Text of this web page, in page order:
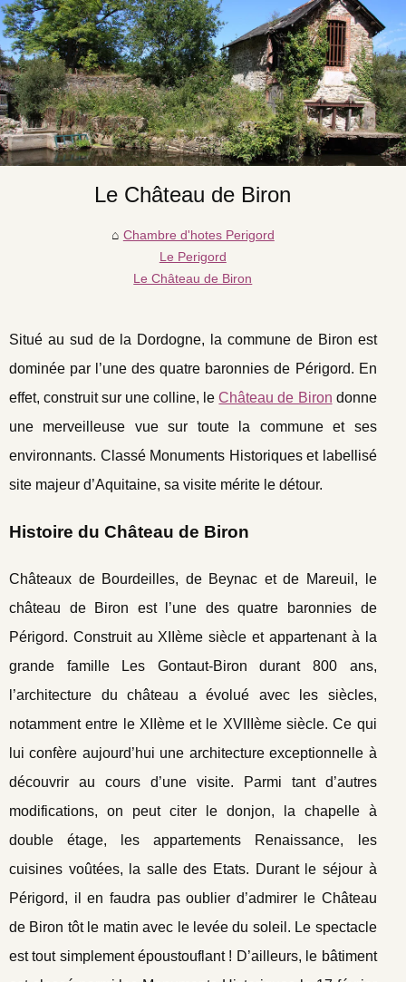
Le Château de Biron
Chambre d'hotes Perigord
Le Perigord
Le Château de Biron
Situé au sud de la Dordogne, la commune de Biron est
dominée par l’une des quatre baronnies de Périgord. En
effet, construit sur une colline, leChâteau de Biron donne
une merveilleuse vue sur toute la commune et ses
environnants. Classé Monuments Historiques et labellisé
site majeur d’Aquitaine, sa visite mérite le détour.
Histoire du Château de Biron
Châteaux de Bourdeilles, de Beynac et de Mareuil, le
château de Biron est l’une des quatre baronnies de
Périgord. Construit au XIIème siècle et appartenant à la
grande famille Les Gontaut-Biron durant 800 ans,
l’architecture du château a évolué avec les siècles,
notamment entre le XIIème et le XVIIIème siècle. Ce qui
lui confère aujourd’hui une architecture exceptionnelle à
découvrir au cours d’une visite. Parmi tant d’autres
modifications, on peut citer le donjon, la chapelle à
double étage, les appartements Renaissance, les
cuisines voûtées, la salle des Etats. Durant le séjour à
Périgord, il en faudra pas oublier d’admirer le Château
de Biron tôt le matin avec le levée du soleil. Le spectacle
est tout simplement époustouflant ! D’ailleurs, le bâtiment